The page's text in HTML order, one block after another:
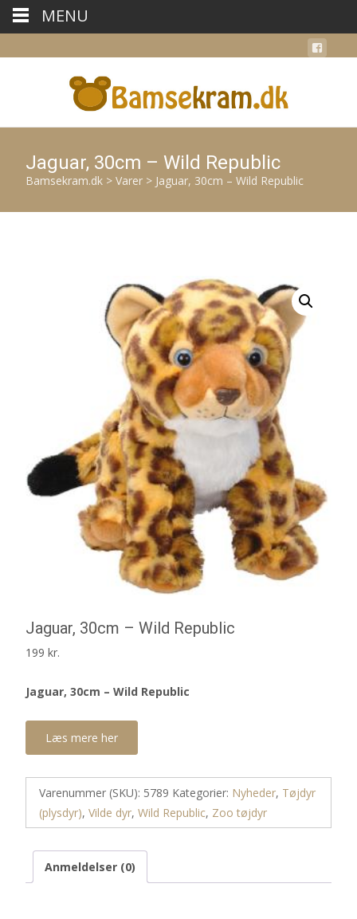
Jaguar, 30cm – Wild Republic
Bamsekram.dk > Varer > Jaguar, 30cm – Wild Republic
Jaguar, 30cm – Wild Republic
199 kr.
Jaguar, 30cm – Wild Republic
Læs mere her
Varenummer (SKU): 5789 Kategorier: Nyheder, Tøjdyr
(plysdyr), Vilde dyr, Wild Republic, Zoo tøjdyr
Anmeldelser (0)
MENU